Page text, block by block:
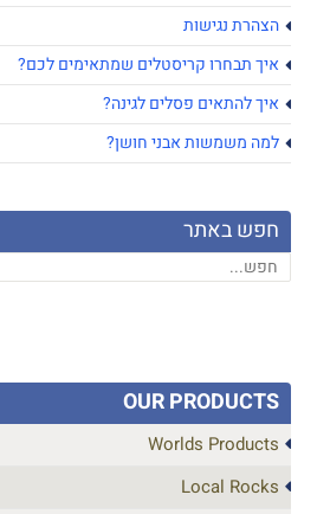
הצהרת נגישות
איך תבחרו קריסטלים שמתאימים לכם?
איך להתאים פסלים לגינה?
למה משמשות אבני חושן?
חפש באתר
OUR PRODUCTS
Worlds Products
Local Rocks